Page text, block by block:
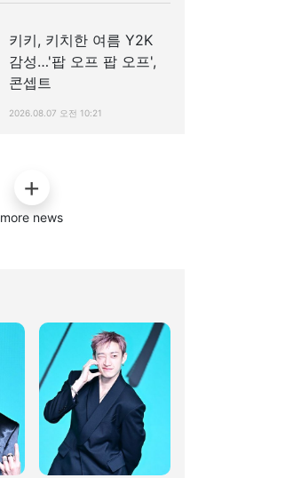
키키, 키치한 여름 Y2K
감성…'팝 오프 팝 오프',
콘셉트
2026.08.07 오전 10:21
more news